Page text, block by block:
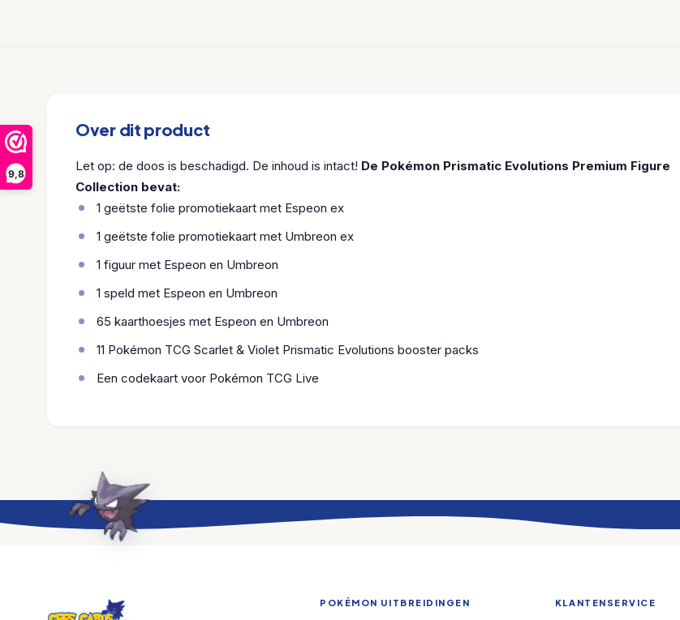
9,8
Over dit product
Let op: de doos is beschadigd. De inhoud is intact! De Pokémon Prismatic Evolutions Premium Figure
Collection bevat:
1 geëtste folie promotiekaart met Espeon ex
1 geëtste folie promotiekaart met Umbreon ex
1 figuur met Espeon en Umbreon
1 speld met Espeon en Umbreon
65 kaarthoesjes met Espeon en Umbreon
11 Pokémon TCG Scarlet & Violet Prismatic Evolutions booster packs
Een codekaart voor Pokémon TCG Live
POKÉMON UITBREIDINGEN KLANTENSERVICE